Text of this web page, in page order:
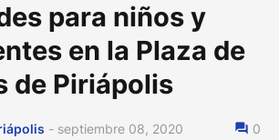
para niños y
en la Plaza de
de Piriápolis
- septiembre 08, 2020 0